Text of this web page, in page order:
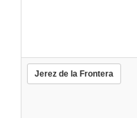
Jerez de la Frontera